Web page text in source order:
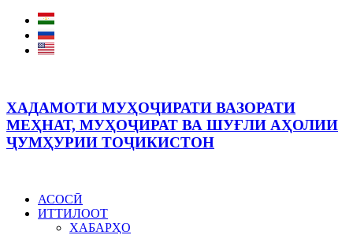
ХАДАМОТИ МУҲОҶИРАТИ ВАЗОРАТИ
МЕҲНАТ, МУҲОҶИРАТ ВА ШУҒЛИ АҲОЛИИ
ҶУМҲУРИИ ТОҶИКИСТОН
АСОСӢ
ИТТИЛООТ
ХАБАРҲО